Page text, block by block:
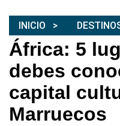
INICIO
África: 5
debes
capital
Marruecos